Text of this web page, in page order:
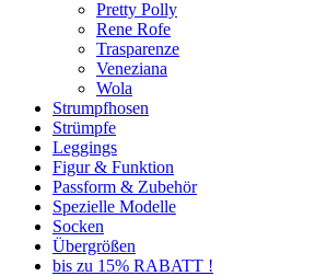
Pretty Polly
Rene Rofe
Trasparenze
Veneziana
Wola
Strumpfhosen
Strümpfe
Leggings
Figur & Funktion
Passform & Zubehör
Spezielle Modelle
Socken
Übergrößen
bis zu 15% RABATT !